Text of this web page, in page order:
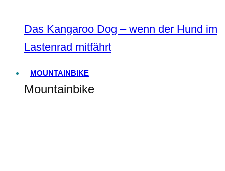
Das Kangaroo Dog – wenn der Hund im
Lastenrad mitfährt
MOUNTAINBIKE
Mountainbike